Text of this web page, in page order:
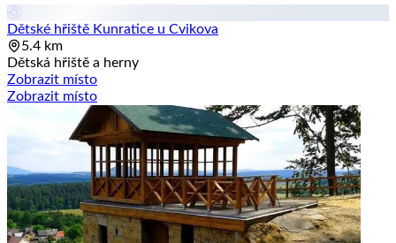
Dětské hřiště Kunratice u Cvikova
5.4 km
Dětská hřiště a herny
Zobrazit místo
Zobrazit místo